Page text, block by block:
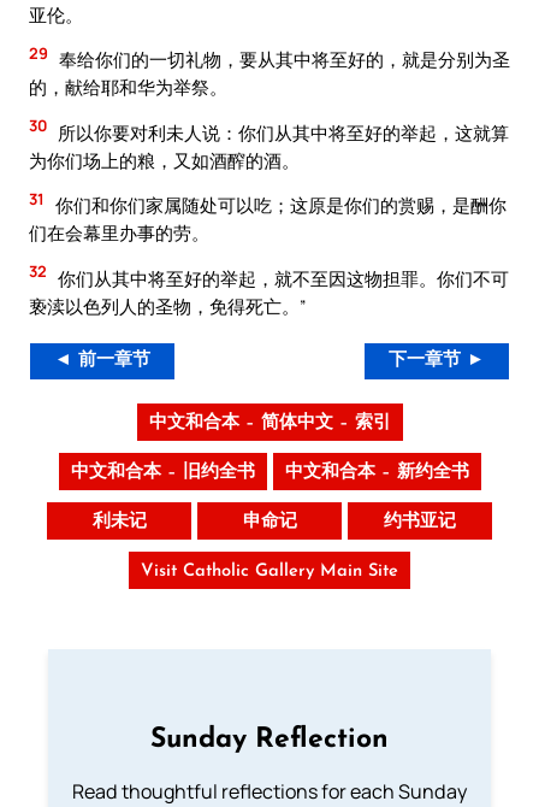
亚伦。
29 奉给你们的一切礼物，要从其中将至好的，就是分别为圣
的，献给耶和华为举祭。
30
所以你要对利未人说：你们从其中将至好的举起，这就算
为你们场上的粮，又如酒醡的酒。
31
你们和你们家属随处可以吃；这原是你们的赏赐，是酬你
们在会幕里办事的劳。
32 你们从其中将至好的举起，就不至因这物担罪。你们不可
亵渎以色列人的圣物，免得死亡。”
◄ 前一章节 下一章节 ►
中文和合本 – 简体中文 – 索引
中文和合本 – 旧约全书 中文和合本 – 新约全书
利未记 申命记 约书亚记
Visit Catholic Gallery Main Site
Sunday Reflection
Read thoughtful reflections for each Sunday